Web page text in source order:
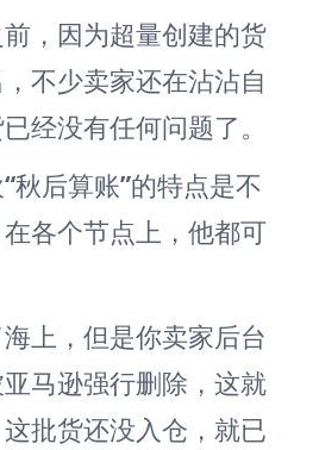
，因为超量创建的货
不少卖家还在沾沾自
经没有任何问题了。
秋后算账”的特点是不
各个节点上，他都可
上，但是你卖家后台
马逊强行删除，这就
批货还没入仓，就已